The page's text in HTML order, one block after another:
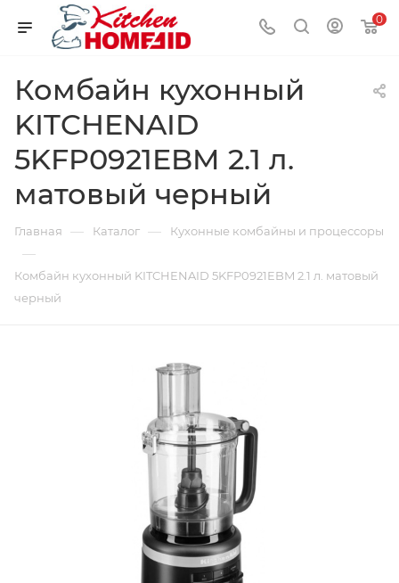
0
Комбайн кухонный
KITCHENAID
5KFP0921EBM 2.1 л.
матовый черный
Главная — Каталог — Кухонные комбайны и процессоры
—
Комбайн кухонный KITCHENAID 5KFP0921EBM 2.1 л. матовый
черный